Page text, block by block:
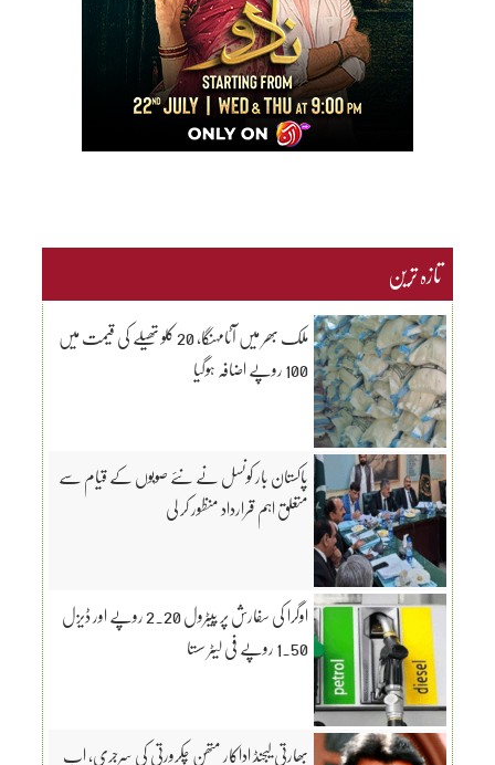
تازہ ترین
ملک بھر میں آٹامہنگا، 20 کلو تھیلے کی قیمت میں
100 روپے اضافہ ہوگیا
پاکستان بار کونسل نے نئے صوبوں کے قیام سے
متعلق اہم قرارداد منظور کر لی
اوگرا کی سفارش پر پیٹرول 2.20 روپے اور ڈیزل
1.50 روپے فی لیٹر سستا
بھارتی لیجنڈ اداکار متھن چکرورتی کی سرجری، اب